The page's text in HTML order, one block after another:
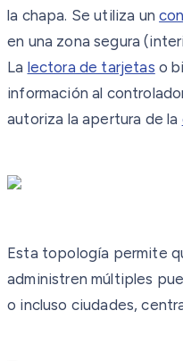
la chapa. Se utiliza un
en una zona segura
La lectora de tarjetas o
información al
autoriza la apertura de la
Esta topología permite
administren múltiples
o incluso ciudades,